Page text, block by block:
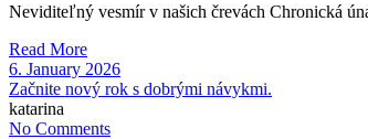
Neviditeľný vesmír v našich črevách Chronická
Read More
6. January 2026
Začnite nový rok s dobrými návykmi.
katarina
No Comments